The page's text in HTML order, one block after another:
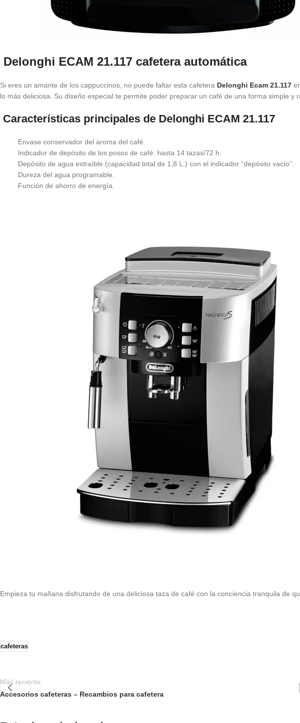
Delonghi ECAM 21.117 cafetera automática
Si eres un amante de los cappuccinos, no puede faltar esta cafetera Delonghi Ecam 21.117
lo más deliciosa. Su diseño especial te permite poder preparar un café de una forma simple
Características principales de Delonghi ECAM 21.117
Envase conservador del aroma del café.
Indicador de depósito de los posos de café: hasta 14 tazas/72 h.
Depósito de agua extraíble (capacidad total de 1,8 L.) con el indicador “depósito vacío”.
Dureza del agua programable.
Función de ahorro de energía.
Empieza tu mañana disfrutando de una deliciosa taza de café con la conciencia tranquila de
cafeteras
Más reciente
Accesorios cafeteras – Recambios para cafetera